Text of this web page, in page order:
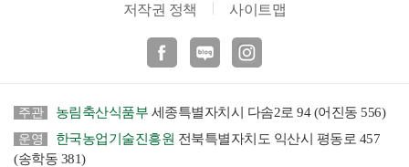
저작권 정책 사이트맵
인스타
주관 농림축산식품부 세종특별자치시 다솜2로 94 (어진동 556)
운영 한국농업기술진흥원 전북특별자치도 익산시 평동로 457
(송학동 381)